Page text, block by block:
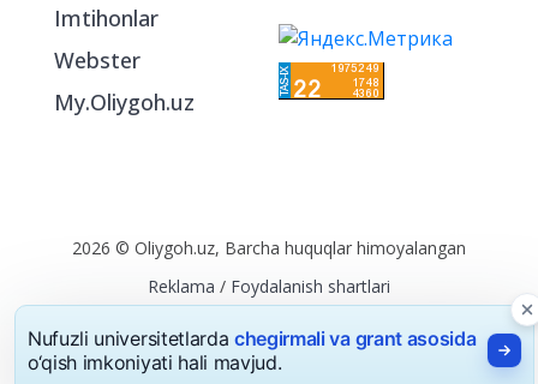
Imtihonlar
Webster
My.Oliygoh.uz
2026 © Oliygoh.uz, Barcha huquqlar himoyalangan
Reklama / Foydalanish shartlari
Nufuzli universitetlarda chegirmali va grant asosida
o‘qish imkoniyati hali mavjud.